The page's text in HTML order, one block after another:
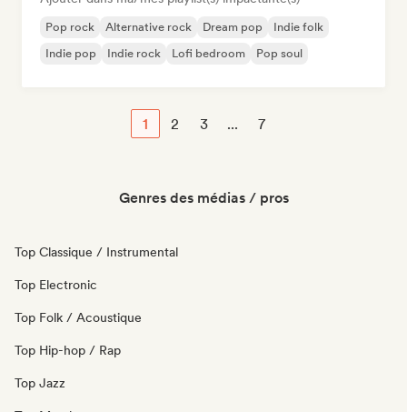
Pop rock Alternative rock Dream pop
Indie folk
Indie pop
Indie rock Lofi bedroom Pop soul
1 2 3 ... 7
Genres des médias / pros
Top Classique / Instrumental
Top Electronic
Top Folk / Acoustique
Top Hip-hop / Rap
Top Jazz